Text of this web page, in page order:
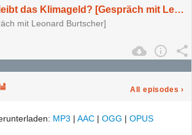
Wo bleibt das Klimageld? [Gespräch mit Leonard Burtscher]
mit Leonard Burtscher]
All episodes ›
MP3 | AAC | OGG | OPUS